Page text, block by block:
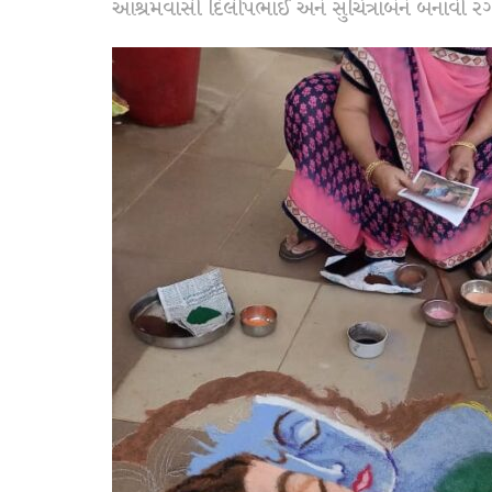
આશ્રમવાસી દિલીપભાઈ અને સુચિત્રાબેને બનાવી